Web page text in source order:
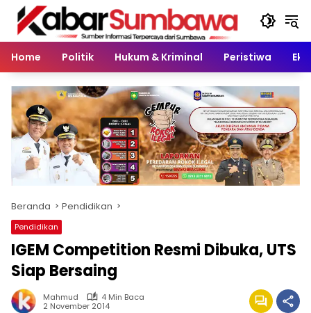
Langsung
konten
Home
Politik Hukum & Kriminal Peristiwa
Beranda Pendidikan
Pendidikan
IGEM Competition Resmi Dibuka, UTS
Siap Bersaing
Mahmud
4 Min Baca
2 November 2014